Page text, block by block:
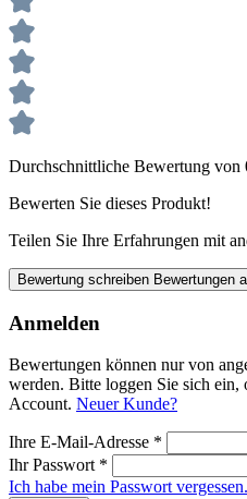
Durchschnittliche Bewertung von
Bewerten Sie dieses Produkt!
Teilen Sie Ihre Erfahrungen mit
Bewertung schreiben Bewertungen
Anmelden
Bewertungen können nur von
werden. Bitte loggen Sie sich ein,
Account. Neuer Kunde?
Ihre E-Mail-Adresse *
Ihr Passwort *
Ich habe mein Passwort vergessen.